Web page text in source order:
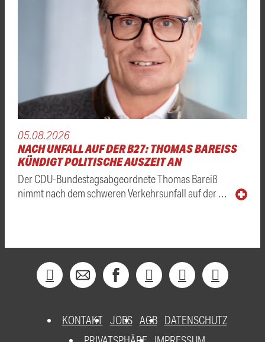
05.08.2026
NACH UNFALL AUF DER B27: THOMAS BAREISS K
ÜNDIGT POLITISCHE AUSZEIT AN
Der CDU-Bundestagsabgeordnete Thomas Bareiß
nimmt nach dem schweren Verkehrsunfall auf der …
KONTAKT JOBS AGB DATENSCHUTZ